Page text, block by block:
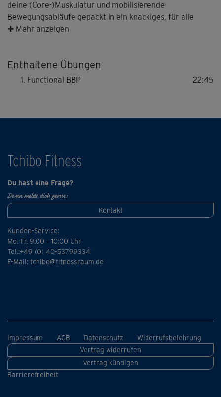
deine (Core-)Muskulatur und mobilisierende
Bewegungsabläufe gepackt in ein knackiges, für alle
Level zugängliches Functional Workout, das sich perfekt –
✚ Mehr anzeigen
Enthaltene Übungen
Functional BBP 22:45
Tchibo Fitness
Du hast eine Frage?
Dann melde dich gerne:
Kontakt
Kunden-Service:
Mo.-Fr. 9:00 – 10:00 Uhr
Tel.:+49 (0) 40-53799334
E-Mail: tchibo@fitnessraum.de
Impressum AGB Datenschutz
Widerrufsbelehrung
Vertrag widerrufen
Vertrag kündigen
Barrierefreiheit